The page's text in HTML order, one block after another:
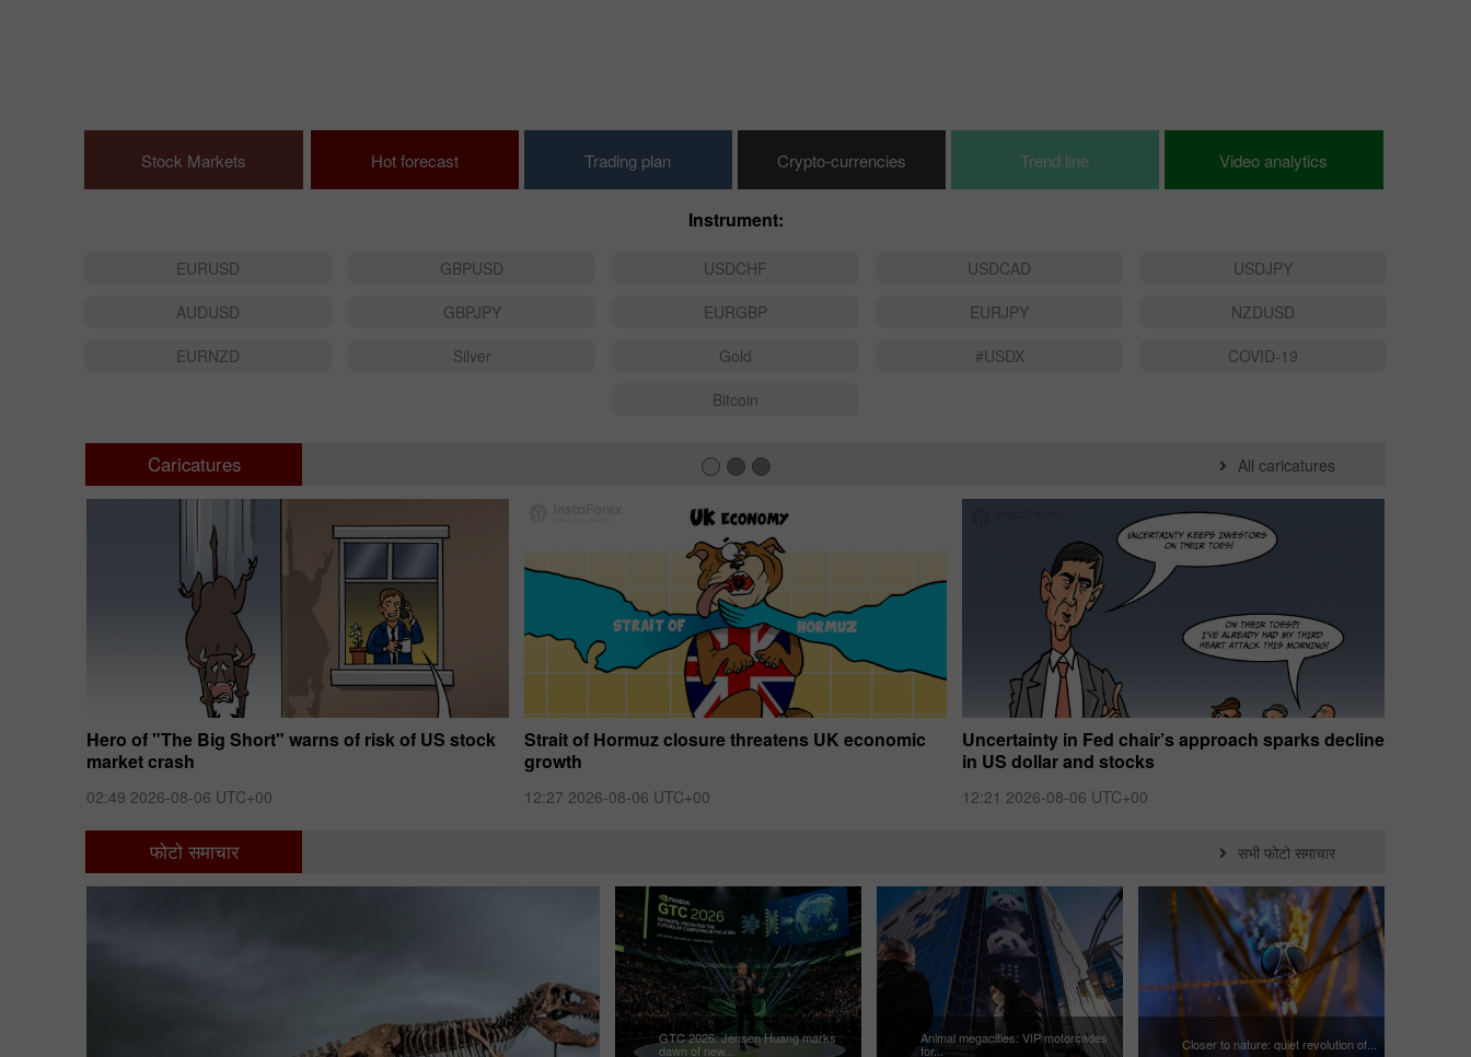
Stock Markets Hot forecast Trading plan Crypto-currencies Trend line Video analytics
Instrument:
EURUSD GBPUSD USDCHF USDCAD
USDJPY
AUDUSD
GBPJPY EURGBP EURJPY
NZDUSD
EURNZD
Silver Gold #USDX
COVID-19
Bitcoin
Caricatures All caricatures
Hero of "The Big Short" warns of risk of US stock
market crash
02:49 2026-08-06 UTC+00
Strait of Hormuz closure threatens UK economic
growth
12:27 2026-08-06 UTC+00
Uncertainty in Fed chair’s approach sparks decline
in US dollar and stocks
12:21 2026-08-06 UTC+00
फोटो समाचार सभी फोटो समाचार
GTC 2026: Jensen Huang marks
dawn of new...
Animal megacities: VIP motorcades
for... Closer to nature: quiet revolution of...